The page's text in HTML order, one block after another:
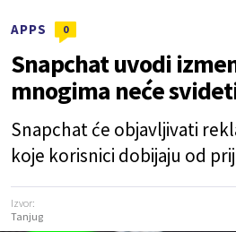
APPS 0
Snapchat uvodi
mnogima neće
Snapchat će objavljivati
koje korisnici dobijaju od
Izvor:
Tanjug